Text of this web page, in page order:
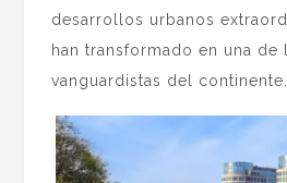
desarrollos urbanos
han transformado en una de
vanguardistas del continente.